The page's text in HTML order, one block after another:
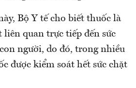
Bộ Y tế cho biết thuốc là
liên quan trực tiếp đến sức
người, do đó, trong nhiều
được kiểm soát hết sức chặt